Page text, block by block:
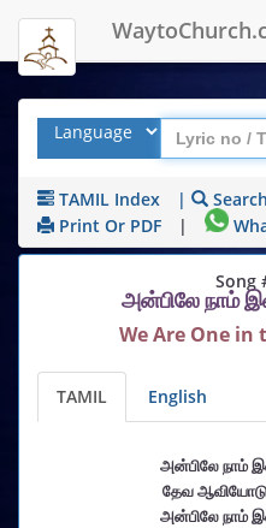
TAMIL Index |
Print Or PDF
|
Song
அன்பிலே நாம்
We Are One in
TAMIL English
அன்பிலே நாம்
தேவ ஆவியோடு
அன்பிலே நாம்